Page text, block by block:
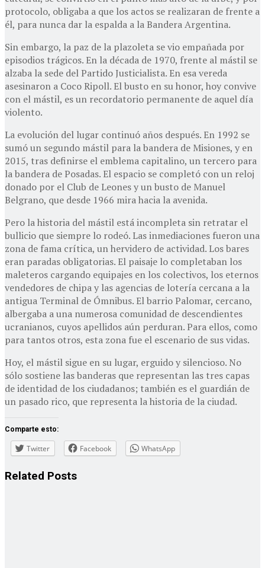
protocolo, obligaba a que los actos se realizaran de frente a
él, para nunca dar la espalda a la Bandera Argentina.
Sin embargo, la paz de la plazoleta se vio empañada por
episodios trágicos. En la década de 1970, frente al mástil se
alzaba la sede del Partido Justicialista. En esa vereda
asesinaron a Coco Ripoll. El busto en su honor, hoy convive
con el mástil, es un recordatorio permanente de aquel día
violento.
La evolución del lugar continuó años después. En 1992 se
sumó un segundo mástil para la bandera de Misiones, y en
2015, tras definirse el emblema capitalino, un tercero para
la bandera de Posadas. El espacio se completó con un reloj
donado por el Club de Leones y un busto de Manuel
Belgrano, que desde 1966 mira hacia la avenida.
Pero la historia del mástil está incompleta sin retratar el
bullicio que siempre lo rodeó. Las inmediaciones fueron una
zona de fama crítica, un hervidero de actividad. Los bares
eran paradas obligatorias. El paisaje lo completaban los
maleteros cargando equipajes en los colectivos, los eternos
vendedores de chipa y las agencias de lotería cercana a la
antigua Terminal de Ómnibus. El barrio Palomar, cercano,
albergaba a una numerosa comunidad de descendientes
ucranianos, cuyos apellidos aún perduran. Para ellos, como
para tantos otros, esta zona fue el escenario de sus vidas.
Hoy, el mástil sigue en su lugar, erguido y silencioso. No
sólo sostiene las banderas que representan las tres capas
de identidad de los ciudadanos; también es el guardián de
un pasado rico, que representa la historia de la ciudad.
Comparte esto:
Twitter Facebook WhatsApp
Related Posts